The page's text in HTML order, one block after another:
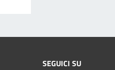
SEGUICI SU